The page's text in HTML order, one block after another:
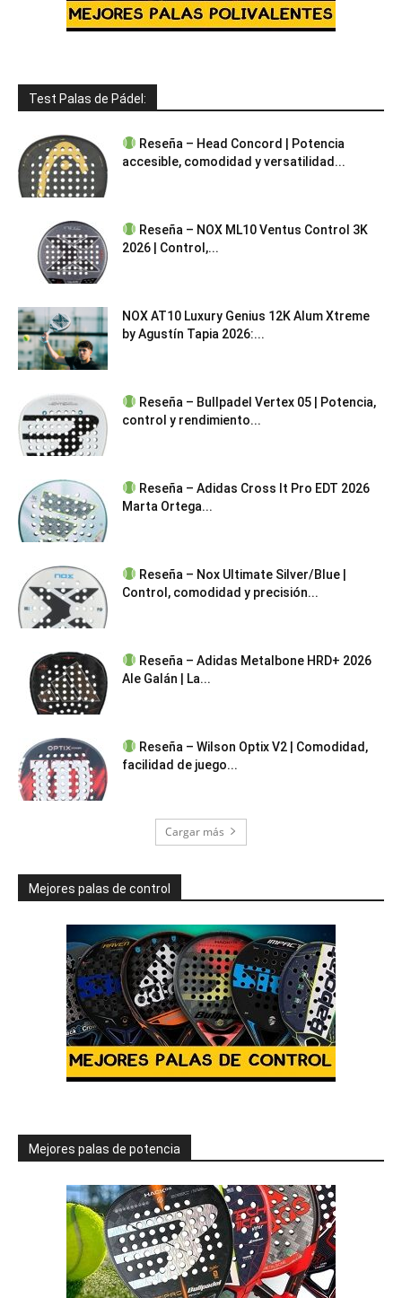
Test Palas de Pádel:
Reseña – Head Concord | Potencia
accesible, comodidad y versatilidad...
Reseña – NOX ML10 Ventus Control 3K
2026 | Control,...
NOX AT10 Luxury Genius 12K Alum Xtreme
by Agustín Tapia 2026:...
Reseña – Bullpadel Vertex 05 | Potencia,
control y rendimiento...
Reseña – Adidas Cross It Pro EDT 2026
Marta Ortega...
Reseña – Nox Ultimate Silver/Blue |
Control, comodidad y precisión...
Reseña – Adidas Metalbone HRD+ 2026
Ale Galán | La...
Reseña – Wilson Optix V2 | Comodidad,
facilidad de juego...
Cargar más
Mejores palas de control
Mejores palas de potencia